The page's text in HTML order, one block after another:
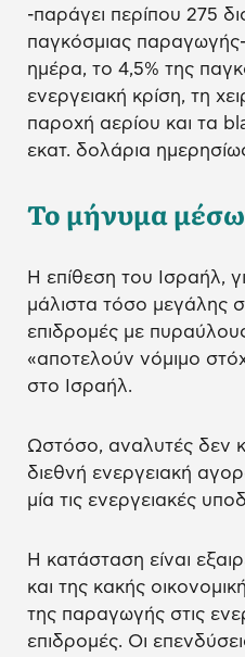
-παράγει περίπου 275
παγκόσμιας παραγωγής-
ημέρα, το 4,5% της
ενεργειακή κρίση, τη
παροχή αερίου και τα
εκατ. δολάρια
Το μήνυμα μέσω
Η επίθεση του Ισραήλ,
μάλιστα τόσο μεγάλης
επιδρομές με
«αποτελούν νόμιμο
στο Ισραήλ.
Ωστόσο, αναλυτές δεν
διεθνή ενεργειακή
μία τις ενεργειακές
Η κατάσταση είναι
και της κακής
της παραγωγής στις
επιδρομές. Οι